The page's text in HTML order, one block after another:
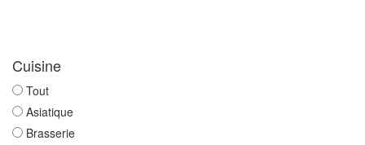
Cuisine
Tout
Asiatique
Brasserie